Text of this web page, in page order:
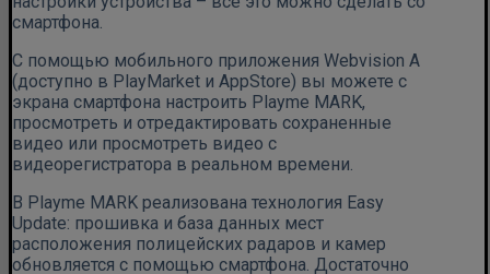
смартфона.
С помощью мобильного приложения Webvision А
(доступно в PlayMarket и AppStore) вы можете с
экрана смартфона настроить Playme MARK,
просмотреть и отредактировать сохраненные
видео или просмотреть видео с
видеорегистратора в реальном времени.
В Playme MARK реализована технология Easy
Update: прошивка и база данных мест
расположения полицейских радаров и камер
обновляется с помощью смартфона. Достаточно